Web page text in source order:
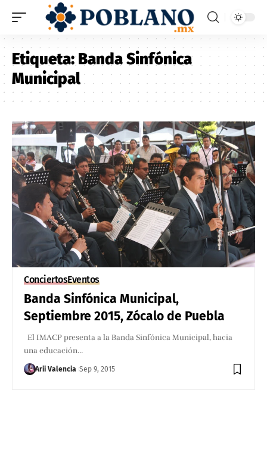
Etiqueta:Banda Sinfónica
Municipal
ConciertosEventos
Banda Sinfónica Municipal,
Septiembre 2015, Zócalo de Puebla
El IMACP presenta a la Banda Sinfónica Municipal, hacia
una educación…
Arii Valencia Sep 9, 2015